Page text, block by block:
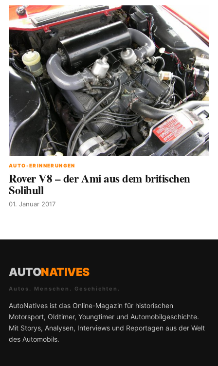
AUTO-ERINNERUNGEN
Rover V8 – der Ami aus dem britischen
Solihull
01. Januar 2017
AUTONATIVES
Autos. Menschen. Geschichten.
AutoNatives ist das Online-Magazin für historischen
Motorsport, Oldtimer, Youngtimer und Automobilgeschichte.
Mit Storys, Analysen, Interviews und Reportagen aus der Welt
des Automobils.